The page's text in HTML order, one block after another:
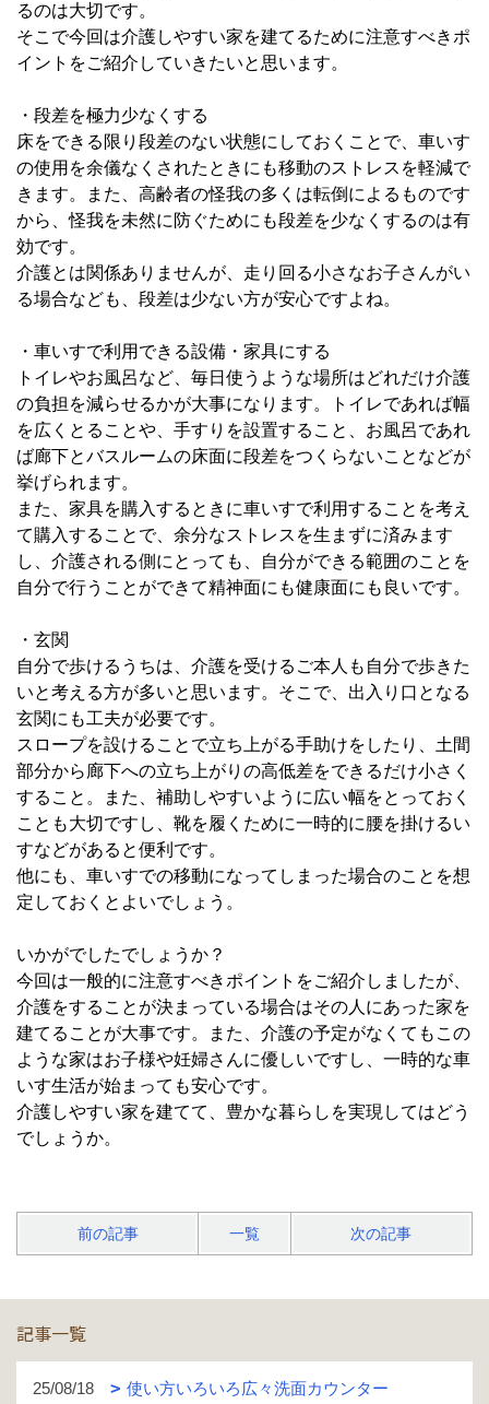
るのは大切です。
そこで今回は介護しやすい家を建てるために注意すべきポ
イントをご紹介していきたいと思います。
・段差を極力少なくする
床をできる限り段差のない状態にしておくことで、車いす
の使用を余儀なくされたときにも移動のストレスを軽減で
きます。また、高齢者の怪我の多くは転倒によるものです
から、怪我を未然に防ぐためにも段差を少なくするのは有
効です。
介護とは関係ありませんが、走り回る小さなお子さんがい
る場合なども、段差は少ない方が安心ですよね。
・車いすで利用できる設備・家具にする
トイレやお風呂など、毎日使うような場所はどれだけ介護
の負担を減らせるかが大事になります。トイレであれば幅
を広くとることや、手すりを設置すること、お風呂であれ
ば廊下とバスルームの床面に段差をつくらないことなどが
挙げられます。
また、家具を購入するときに車いすで利用することを考え
て購入することで、余分なストレスを生まずに済みます
し、介護される側にとっても、自分ができる範囲のことを
自分で行うことができて精神面にも健康面にも良いです。
・玄関
自分で歩けるうちは、介護を受けるご本人も自分で歩きた
いと考える方が多いと思います。そこで、出入り口となる
玄関にも工夫が必要です。
スロープを設けることで立ち上がる手助けをしたり、土間
部分から廊下への立ち上がりの高低差をできるだけ小さく
すること。また、補助しやすいように広い幅をとっておく
ことも大切ですし、靴を履くために一時的に腰を掛けるい
すなどがあると便利です。
他にも、車いすでの移動になってしまった場合のことを想
定しておくとよいでしょう。
いかがでしたでしょうか？
今回は一般的に注意すべきポイントをご紹介しましたが、
介護をすることが決まっている場合はその人にあった家を
建てることが大事です。また、介護の予定がなくてもこの
ような家はお子様や妊婦さんに優しいですし、一時的な車
いす生活が始まっても安心です。
介護しやすい家を建てて、豊かな暮らしを実現してはどう
でしょうか。
前の記事 一覧 次の記事
記事一覧
25/08/18 使い方いろいろ広々洗面カウンター